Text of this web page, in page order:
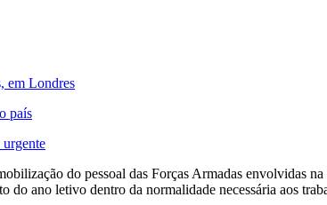
em Londres
país
do pessoal das Forças Armadas envolvidas
do ano letivo dentro da normalidade necessária aos